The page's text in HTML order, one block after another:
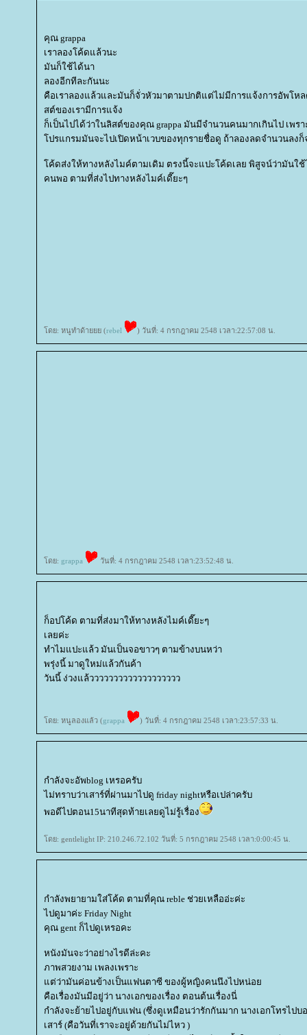
คุณ grappa
เราลองโค้ดแล้วนะ
มันก็ใช้ได้นา
ลองอีกทีละกันนะ
คือเราลองแล้วและมันก็จั่วหัวมาตามปกติแต่ไม่มีการแจ้งการอัพโห
สต์ของเรามีการแจ้ง
ก็เป็นไปได้ว่าในลิสต์ของคุณ grappa มันมีจำนวนคนมากเกินไป เพร
ปรแกรมมันจะไปเปิดหน้าเวบของทุกรายชื่อดู ถ้าลองลดจำนวนลงก็
ค้ดส่งให้ทางหลังไมค์ตามเดิม ตรงนี้จะแปะโค้ดเลย พิสูจน์ว่ามันใช้
คนพอ ตามที่ส่งไปทางหลังไมค์เดี๊ยะๆ
ดย: หนูทำด้ายยย (rebel ) วันที่: 4 กรกฎาคม 2548 เวลา:22:57:08 น.
ดย: grappa วันที่: 4 กรกฎาคม 2548 เวลา:23:52:48 น.
ก็อปโค้ด ตามที่ส่งมาให้ทางหลังไมค์เดี๊ยะๆ
เลยค่ะ
ทำไมแปะแล้ว มันเป็นจอขาวๆ ตามข้างบนหว่า
พรุ่งนี้ มาดูใหม่แล้วกันค้า
วันนี้ ง่วงแล้ววววววววววววววววววว
ดย: หนูลองแล้ว (grappa ) วันที่: 4 กรกฎาคม 2548 เวลา:23:57:33 น.
กำลังจะอัพblog เหรอครับ
ไม่ทราบว่าเสาร์ที่ผ่านมาไปดู friday nightหรือเปล่าครับ
พอดีไปตอน15นาทีสุดท้ายเลยดูไม่รู้เรื่อง
ดย: gentlelight IP: 210.246.72.102 วันที่: 5 กรกฎาคม 2548 เวลา:0:00:45 น.
กำลังพยายามใส่โค้ด ตามที่คุณ reble ช่วยเหลืออ่ะค่ะ
ไปดูมาค่ะ Friday Night
คุณ gent ก็ไปดูเหรอคะ
หนังมันจะว่าอย่างไรดีล่ะคะ
ภาพสวยงาม เพลงเพราะ
ต่ว่ามันค่อนข้างเป็นแฟนตาซี ของผู้หญิงคนนึงไปหน่อ
คือเรื่องมันมีอยู่ว่า นางเอกของเรื่อง ตอนต้นเรื่องนี่
กำลังจะย้ายไปอยู่กับแฟน (ซึ่งดูเหมือนว่ารักกันมาก นางเอกโทรไป
เสาร์ (คือวันที่เราจะอยู่ด้วยกันไม่ไหว )